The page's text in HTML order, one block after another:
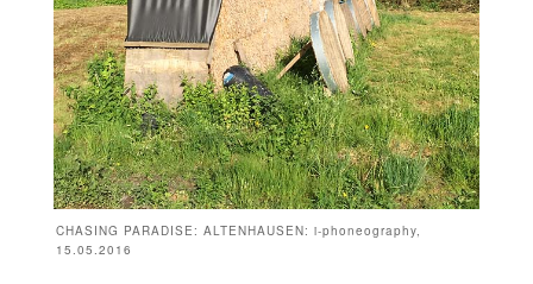
CHASING PARADISE: ALTENHAUSEN: i-phoneography,
15.05.2016